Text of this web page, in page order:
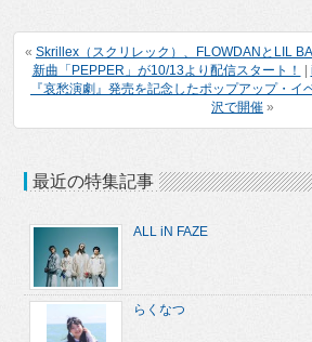
« Skrillex（スクリレック）、FLOWDANとLIL
新曲「PEPPER」が10/13より配信スタート！
『哀愁演劇』発売を記念したポップアップ・イ
沢で開催 »
最近の特集記事
ALL iN FAZE
らくなつ